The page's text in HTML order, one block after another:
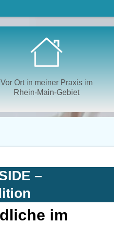
Vor Ort in meiner Praxis im
Rhein-Main-Gebiet
–
im